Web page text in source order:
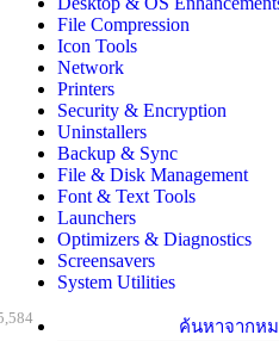
File Compression
Icon Tools
Network
Printers
Security & Encryption
Uninstallers
Backup & Sync
File & Disk Management
Font & Text Tools
Launchers
Optimizers & Diagnostics
Screensavers
System Utilities
ค้นหาจากห